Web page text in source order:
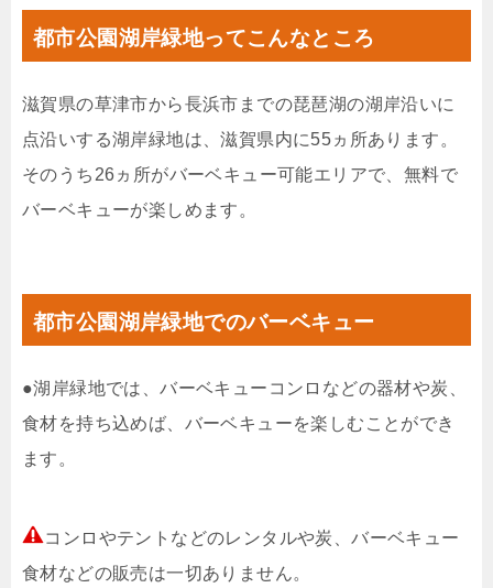
都市公園湖岸緑地ってこんなところ
滋賀県の草津市から長浜市までの琵琶湖の湖岸沿いに
点沿いする湖岸緑地は、滋賀県内に55ヵ所あります。
そのうち26ヵ所がバーベキュー可能エリアで、無料で
バーベキューが楽しめます。
都市公園湖岸緑地でのバーベキュー
●湖岸緑地では、バーベキューコンロなどの器材や炭、
食材を持ち込めば、バーベキューを楽しむことができ
ます。
コンロやテントなどのレンタルや炭、バーベキュー
食材などの販売は一切ありません。